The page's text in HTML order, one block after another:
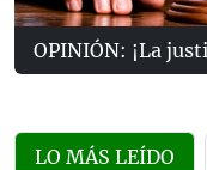
OPINIÓN: ¡La
LO MÁS LEÍDO